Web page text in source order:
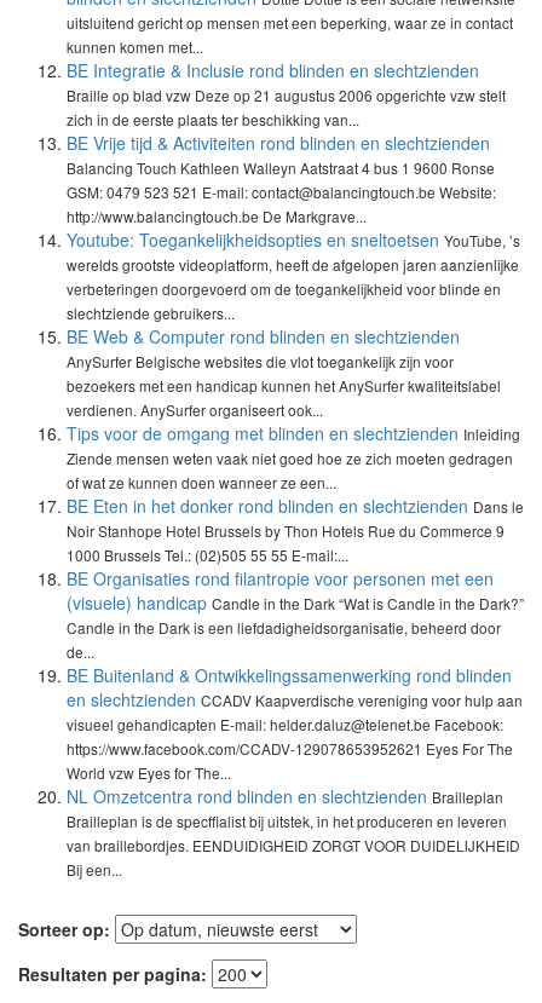
uitsluitend gericht op mensen met een beperking, waar ze in contact
kunnen komen met...
BE Integratie & Inclusie rond blinden en slechtzienden
Braille op blad vzw Deze op 21 augustus 2006 opgerichte vzw stelt
zich in de eerste plaats ter beschikking van...
BE Vrije tijd & Activiteiten rond blinden en slechtzienden
Balancing Touch Kathleen Walleyn Aatstraat 4 bus 1 9600 Ronse
GSM: 0479 523 521 E-mail: contact@balancingtouch.be Website:
http://www.balancingtouch.be De Markgrave...
Youtube: Toegankelijkheidsopties en sneltoetsen YouTube, ’s
werelds grootste videoplatform, heeft de afgelopen jaren aanzienlijke
verbeteringen doorgevoerd om de toegankelijkheid voor blinde en
slechtziende gebruikers...
BE Web & Computer rond blinden en slechtzienden
AnySurfer Belgische websites die vlot toegankelijk zijn voor
bezoekers met een handicap kunnen het AnySurfer kwaliteitslabel
verdienen. AnySurfer organiseert ook...
Tips voor de omgang met blinden en slechtzienden Inleiding
Ziende mensen weten vaak niet goed hoe ze zich moeten gedragen
of wat ze kunnen doen wanneer ze een...
BE Eten in het donker rond blinden en slechtzienden Dans le
Noir Stanhope Hotel Brussels by Thon Hotels Rue du Commerce 9
1000 Brussels Tel.: (02)505 55 55 E-mail:...
BE Organisaties rond filantropie voor personen met een
(visuele) handicap Candle in the Dark “Wat is Candle in the Dark?”
Candle in the Dark is een liefdadigheidsorganisatie, beheerd door
de...
BE Buitenland & Ontwikkelingssamenwerking rond blinden
en slechtzienden CCADV Kaapverdische vereniging voor hulp aan
visueel gehandicapten E-mail: helder.daluz@telenet.be Facebook:
https://www.facebook.com/CCADV-129078653952621 Eyes For The
World vzw Eyes for The...
NL Omzetcentra rond blinden en slechtzienden Brailleplan
Brailleplan is de specffialist bij uitstek, in het produceren en leveren
van braillebordjes. EENDUIDIGHEID ZORGT VOOR DUIDELIJKHEID
Bij een...
Sorteer op:
Resultaten per pagina: